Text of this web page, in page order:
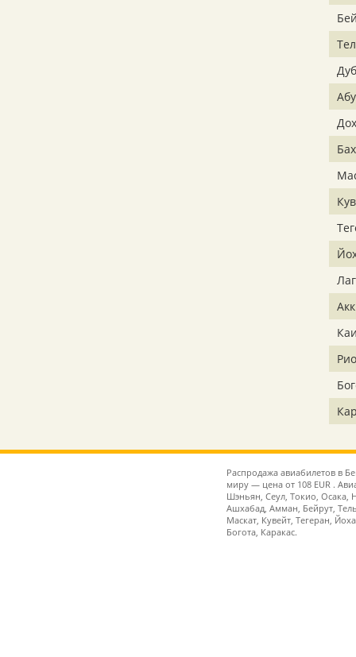
Распродажа авиабилетов в
миру — цена от 108 EUR .
Шэньян, Сеул, Токио, Осака,
Ашхабад, Амман, Бейрут,
Маскат, Кувейт, Тегеран,
Богота, Каракас.